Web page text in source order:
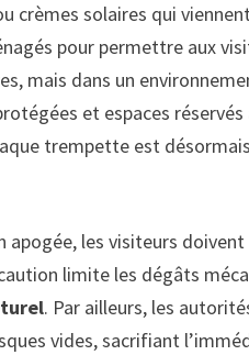
crèmes solaires qui
pour permettre aux
mais dans un
et espaces
trempette est
les visiteurs
limite les dégâts
. Par ailleurs, les
vides, sacrifiant